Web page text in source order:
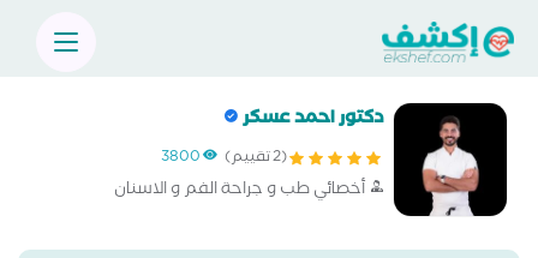
دكتور احمد عسكر
(2 تقييم) 3800
أخصائي طب و جراحة الفم و الاسنان